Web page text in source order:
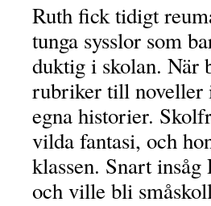
Ruth fick tidigt
tunga sysslor som
duktig i skolan. När
rubriker till noveller
egna historier.
vilda fantasi, och
klassen. Snart
och ville bli